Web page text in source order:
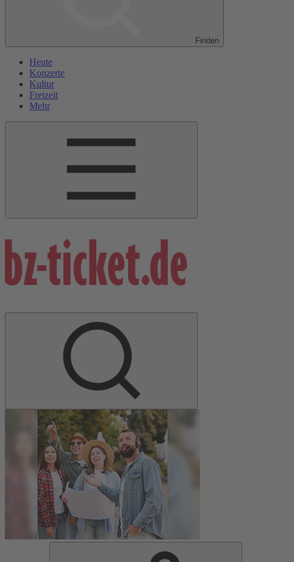
Finden
Heute
Konzerte
Kultur
Freizeit
Mehr